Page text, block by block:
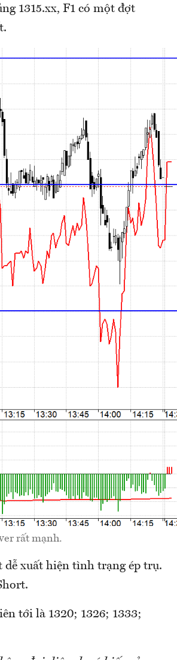
1315.xx, F1 có một đợt
rất mạnh.
xuất hiện tình trạng ép trụ.
tới là 1320; 1326; 1333;